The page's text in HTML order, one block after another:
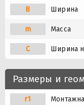
B Ширина
m Масса
C Ширина
Размеры и
r1